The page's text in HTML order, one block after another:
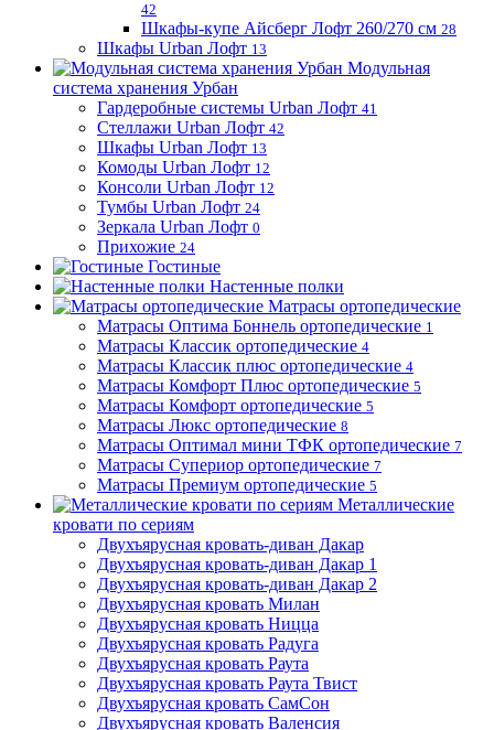
42
Шкафы-купе Айсберг Лофт 260/270 см 28
Шкафы Urban Лофт 13
Модульная
система хранения Урбан
Гардеробные системы Urban Лофт 41
Стеллажи Urban Лофт 42
Шкафы Urban Лофт 13
Комоды Urban Лофт 12
Консоли Urban Лофт 12
Тумбы Urban Лофт 24
Зеркала Urban Лофт 0
Прихожие 24
Гостиные
Настенные полки
Матрасы ортопедические
Матрасы Оптима Боннель ортопедические 1
Матрасы Классик ортопедические 4
Матрасы Классик плюс ортопедические 4
Матрасы Комфорт Плюс ортопедические 5
Матрасы Комфорт ортопедические 5
Матрасы Люкс ортопедические 8
Матрасы Оптимал мини ТФК ортопедические 7
Матрасы Супериор ортопедические 7
Матрасы Премиум ортопедические 5
Металлические
кровати по сериям
Двухъярусная кровать-диван Дакар
Двухъярусная кровать-диван Дакар 1
Двухъярусная кровать-диван Дакар 2
Двухъярусная кровать Милан
Двухъярусная кровать Ницца
Двухъярусная кровать Радуга
Двухъярусная кровать Раута
Двухъярусная кровать Раута Твист
Двухъярусная кровать СамСон
Двухъярусная кровать Валенсия